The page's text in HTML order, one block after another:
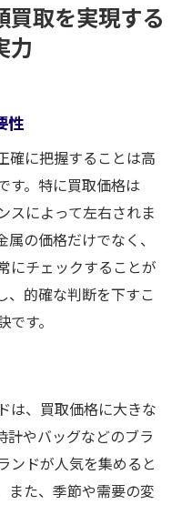
買取を実現する
力
性
確に把握することは高
す。特に買取価格は
スによって左右されま
の価格だけでなく、
にチェックすることが
、的確な判断を下すこ
す。
は、買取価格に大きな
計やバッグなどのブラ
ンドが人気を集めると
また、季節や需要の変